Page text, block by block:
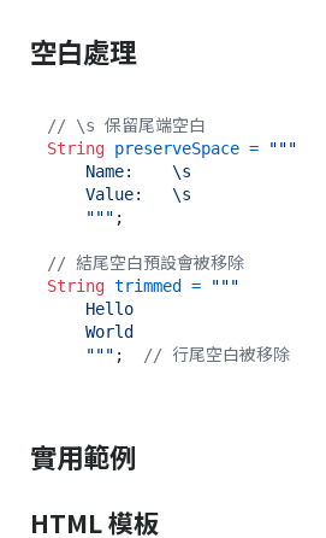
空白處理
// \s 保留尾端空白
String preserveSpace =
"""
    """
;
// 結尾空白預設會被移除
String trimmed =
"""
    """
; // 行尾空白被移除
實用範例
HTML 模板